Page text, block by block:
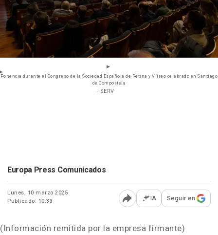
Ponencia durante el Congreso de la Sociedad Española de Retina y Vítreo celebrado en Santiago
de Compostela
- SERV
Europa Press Comunicados
Lunes, 10 marzo 2025
Publicado: 10:33
Abrir opciones para
IA Seguir en
(Información remitida por la empresa firmante)